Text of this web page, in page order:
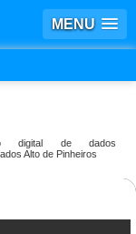
MENU
digital de dados
Alto de Pinheiros